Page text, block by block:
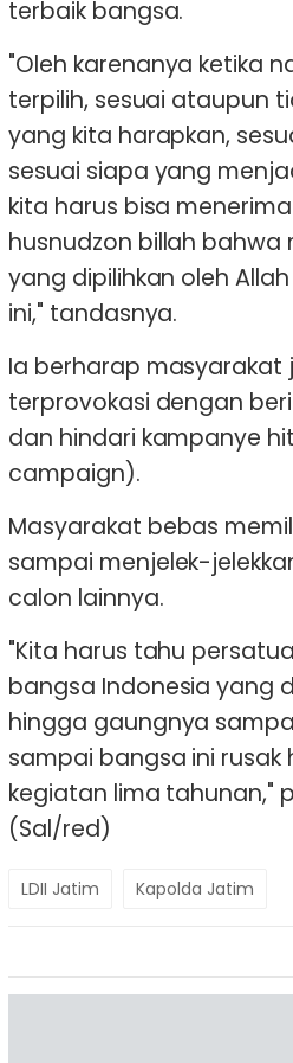
terbaik bangsa.
"Oleh karenanya ketika
terpilih, sesuai ataupun
yang kita harapkan,
sesuai siapa yang
kita harus bisa
husnudzon billah bahwa
yang dipilihkan oleh
ini," tandasnya.
Ia berharap masyarakat
terprovokasi dengan
dan hindari kampanye
campaign).
Masyarakat bebas
sampai menjelek-
calon lainnya.
"Kita harus tahu
bangsa Indonesia yang
hingga gaungnya
sampai bangsa ini rusak
kegiatan lima tahunan,"
(Sal/red)
LDII Jatim Kapolda Jatim